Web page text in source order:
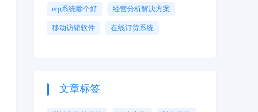
erp系统哪个好 经营分析解决方案
移动访销软件 在线订货系统
文章标签